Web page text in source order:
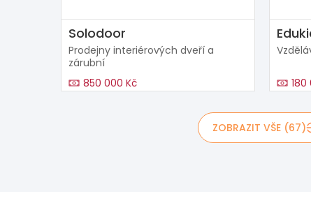
Solodoor
Prodejny interiérových dveří a
zárubní
850 000 Kč
180
ZOBRAZIT VŠE (67)